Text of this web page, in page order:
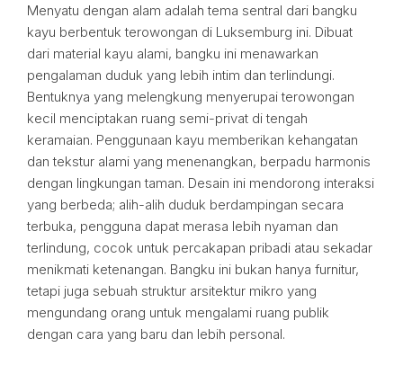
Menyatu dengan alam adalah tema sentral dari bangku
kayu berbentuk terowongan di Luksemburg ini. Dibuat
dari material kayu alami, bangku ini menawarkan
pengalaman duduk yang lebih intim dan terlindungi.
Bentuknya yang melengkung menyerupai terowongan
kecil menciptakan ruang semi-privat di tengah
keramaian. Penggunaan kayu memberikan kehangatan
dan tekstur alami yang menenangkan, berpadu harmonis
dengan lingkungan taman. Desain ini mendorong interaksi
yang berbeda; alih-alih duduk berdampingan secara
terbuka, pengguna dapat merasa lebih nyaman dan
terlindung, cocok untuk percakapan pribadi atau sekadar
menikmati ketenangan. Bangku ini bukan hanya furnitur,
tetapi juga sebuah struktur arsitektur mikro yang
mengundang orang untuk mengalami ruang publik
dengan cara yang baru dan lebih personal.